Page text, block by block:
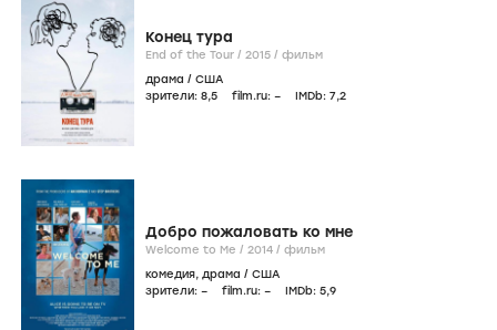
Конец тура
End of the Tour / 2015 / фильм
драма / США
зрители: 8,5 film.ru: – IMDb: 7,2
Добро пожаловать ко мне
Welcome to Me / 2014 / фильм
комедия, драма / США
зрители: – film.ru: – IMDb: 5,9